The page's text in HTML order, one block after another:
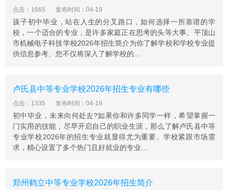
点击：1665 发布时间：04-19
孩子初中毕业，站在人生的分叉路口，如何选择一所靠谱的学
校，一个适合的专业，是许多家庭正在思考的头等大事。平顶山
市机械电子科技学校2026年招生简介为你了解学校和学校专业提
供信息参考。您不仅将深入了解学校的...
卢氏县中等专业学校2026年招生专业有哪些
点击：1335 发布时间：04-19
初中毕业，未来向何处去?如果你和许多同学一样，希望掌握一
门实用的技能，尽早开启自己的职业生涯，那么了解卢氏县中等
专业学校2026年的招生专业就显得尤为重要。学校紧跟市场需
求，精心设置了多个热门且好就业的专业...
郑州鹤立中等专业学校2026年招生简介